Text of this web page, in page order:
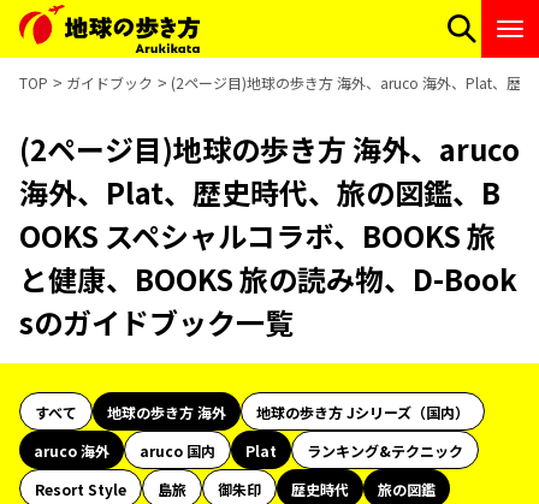
TOP ガイドブック (2ページ目)地球の歩き方 海外、aruco 海外、Plat、歴
(2ページ目)地球の歩き方 海外、aruco
海外、Plat、歴史時代、旅の図鑑、B
OOKS スペシャルコラボ、BOOKS 旅
と健康、BOOKS 旅の読み物、D-Book
sのガイドブック一覧
すべて 地球の歩き方 海外
地球の歩き方 Jシリーズ（国内）
aruco 海外
aruco 国内 Plat
ランキング&テクニック
Resort Style
島旅 御朱印 歴史時代
旅の図鑑